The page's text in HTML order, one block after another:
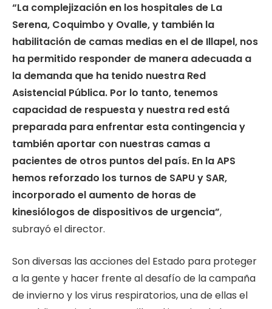
“La complejización en los hospitales de La
Serena, Coquimbo y Ovalle, y también la
habilitación de camas medias en el de Illapel, nos
ha permitido responder de manera adecuada a
la demanda que ha tenido nuestra Red
Asistencial Pública. Por lo tanto, tenemos
capacidad de respuesta y nuestra red está
preparada para enfrentar esta contingencia y
también aportar con nuestras camas a
pacientes de otros puntos del país. En la APS
hemos reforzado los turnos de SAPU y SAR,
incorporado el aumento de horas de
kinesiólogos de dispositivos de urgencia”,
subrayó el director.
Son diversas las acciones del Estado para proteger
a la gente y hacer frente al desafío de la campaña
de invierno y los virus respiratorios, una de ellas el